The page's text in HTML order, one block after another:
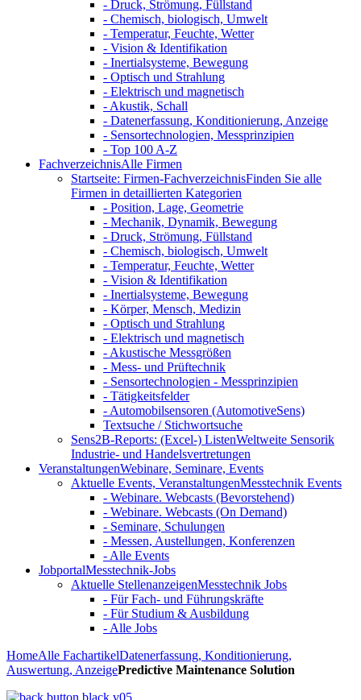
- Druck, Strömung, Füllstand
- Chemisch, biologisch, Umwelt
- Temperatur, Feuchte, Wetter
- Vision & Identifikation
- Inertialsysteme, Bewegung
- Optisch und Strahlung
- Elektrisch und magnetisch
- Akustik, Schall
- Datenerfassung, Konditionierung, Anzeige
- Sensortechnologien, Messprinzipien
- Top 100 A-Z
FachverzeichnisAlle Firmen
Startseite: Firmen-FachverzeichnisFinden Sie alle
Firmen in detaillierten Kategorien
- Position, Lage, Geometrie
- Mechanik, Dynamik, Bewegung
- Druck, Strömung, Füllstand
- Chemisch, biologisch, Umwelt
- Temperatur, Feuchte, Wetter
- Vision & Identifikation
- Inertialsysteme, Bewegung
- Körper, Mensch, Medizin
- Optisch und Strahlung
- Elektrisch und magnetisch
- Akustische Messgrößen
- Mess- und Prüftechnik
- Sensortechnologien - Messprinzipien
- Tätigkeitsfelder
- Automobilsensoren (AutomotiveSens)
Textsuche / Stichwortsuche
Sens2B-Reports: (Excel-) ListenWeltweite Sensorik
Industrie- und Handelsvertretungen
VeranstaltungenWebinare, Seminare, Events
Aktuelle Events, VeranstaltungenMesstechnik Events
- Webinare. Webcasts (Bevorstehend)
- Webinare. Webcasts (On Demand)
- Seminare, Schulungen
- Messen, Austellungen, Konferenzen
- Alle Events
JobportalMesstechnik-Jobs
Aktuelle StellenanzeigenMesstechnik Jobs
- Für Fach- und Führungskräfte
- Für Studium & Ausbildung
- Alle Jobs
HomeAlle FachartikelDatenerfassung, Konditionierung,
Auswertung, AnzeigePredictive Maintenance Solution